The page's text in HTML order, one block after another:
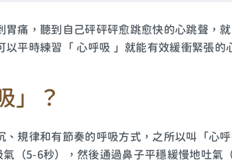
胃痛，聽到自己砰砰砰愈跳愈快的心跳聲，
以平時練習「 心呼吸 」就能有效緩衝緊張的
」？
、規律和有節奏的呼吸方式，之所以叫「心
氣（5-6秒），然後通過鼻子平穩緩慢地吐